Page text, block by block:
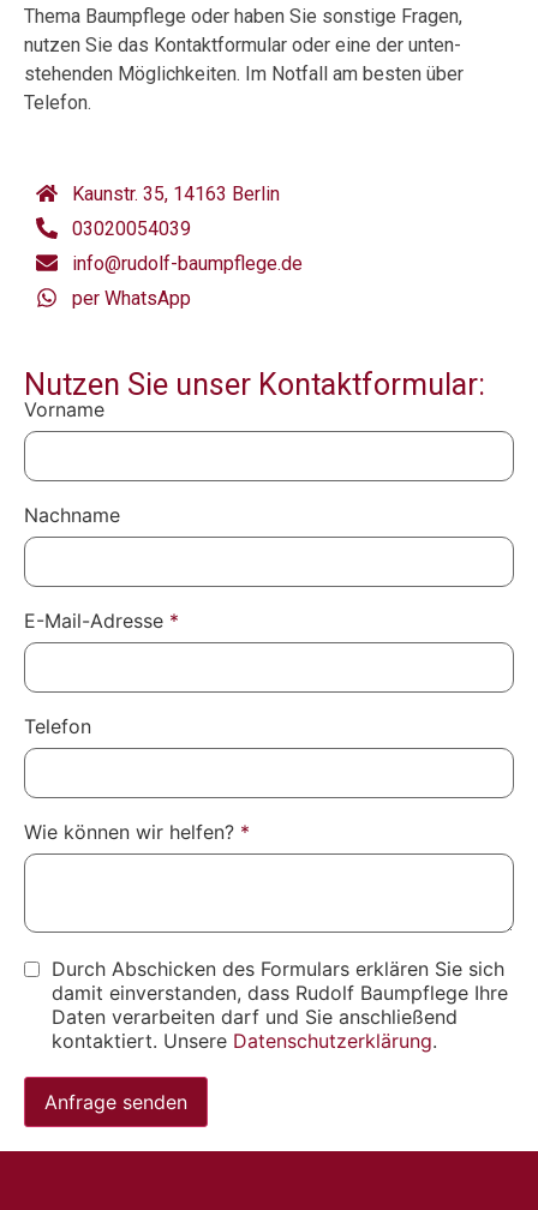
Thema Baumpflege oder haben Sie sonstige Fragen,
nutzen Sie das Kontaktformular oder eine der unten-
stehenden Möglichkeiten. Im Notfall am besten über
Telefon.
Nutzen Sie unser Kontaktformular:
Vorname
Nachname
E-Mail-Adresse *
Telefon
Wie können wir helfen? *
Durch Abschicken des Formulars erklären Sie sich
damit einverstanden, dass Rudolf Baumpflege Ihre
Daten verarbeiten darf und Sie anschließend
kontaktiert. Unsere Datenschutzerklärung.
Anfrage senden
Kaunstr. 35, 14163 Berlin
03020054039
info@rudolf-baumpflege.de
per WhatsApp